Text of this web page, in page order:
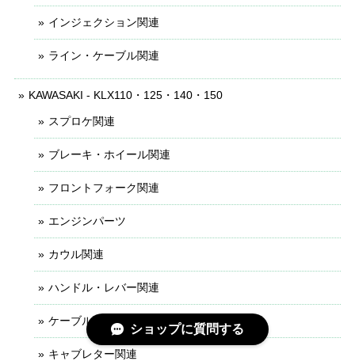
インジェクション関連
ライン・ケーブル関連
KAWASAKI - KLX110・125・140・150
スプロケ関連
ブレーキ・ホイール関連
フロントフォーク関連
エンジンパーツ
カウル関連
ハンドル・レバー関連
ケーブル・ライン関連
キャブレター関連
ショップに質問する